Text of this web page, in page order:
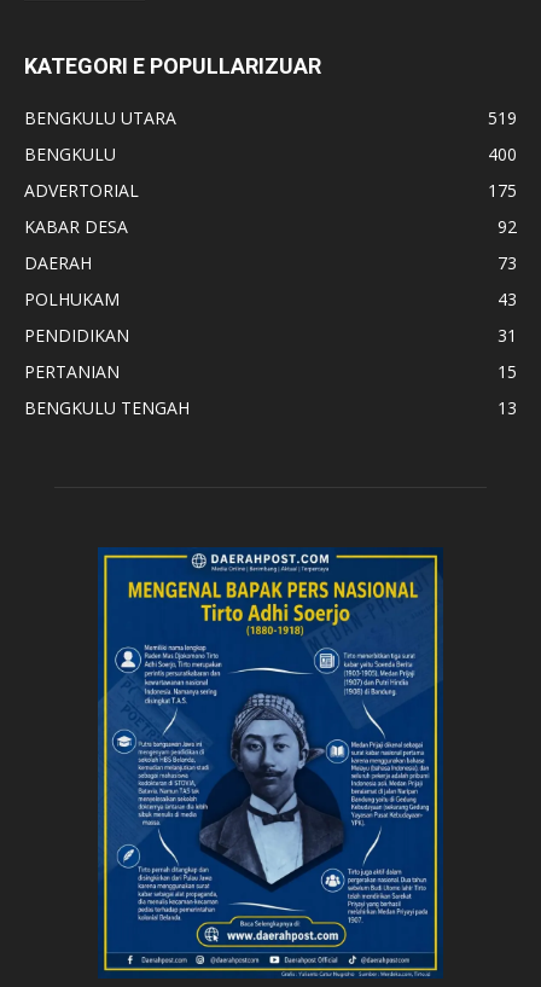
KATEGORI E POPULLARIZUAR
BENGKULU UTARA
519
BENGKULU
400
ADVERTORIAL
175
KABAR DESA
92
DAERAH
73
POLHUKAM
43
PENDIDIKAN
31
PERTANIAN
15
BENGKULU TENGAH
13